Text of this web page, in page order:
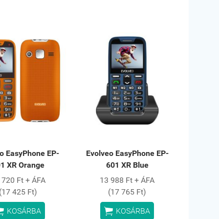
EasyPhone EP-
XR Orange
Ft + ÁFA
425 Ft)
KOSÁRBA
Evolveo EasyPhone EP-
601 XR Blue
13 988 Ft + ÁFA
(17 765 Ft)
 KOSÁRBA